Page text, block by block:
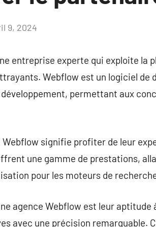
9, 2024
entreprise experte qui exploite la
Webflow est un logiciel de
permettant aux
Webflow signifie profiter de leur
une gamme de prestations,
pour les moteurs de
agence Webflow est leur
avec une précision remarquable.